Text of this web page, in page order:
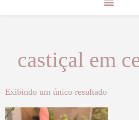
castiçal em
Exibindo um único resultado